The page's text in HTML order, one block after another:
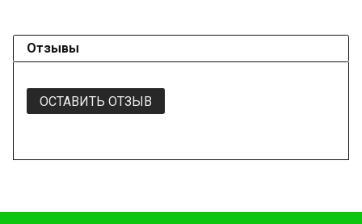
Отзывы
ОСТАВИТЬ ОТЗЫВ